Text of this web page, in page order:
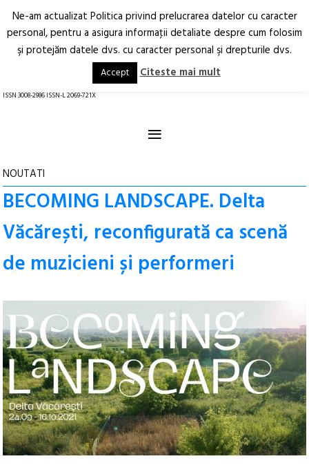
Arhitectură.
Oraș.
RO EN
ISSN 3008-2986 ISSN-L 2069-721X
≡
NOUTATI
BECOMING LANDSCAPE. Delta
Văcărești, reconfigurată ca scenă
de muzicieni și performeri
Ne-am actualizat Politica privind prelucrarea datelor cu caracter
personal, pentru a asigura informaţii detaliate despre cum folosim
şi protejăm datele dvs. cu caracter personal şi drepturile dvs.
Accept Citeste mai mult